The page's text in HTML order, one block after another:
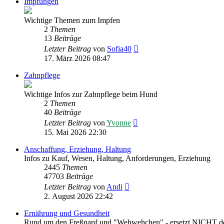
Wichtige Themen zum Impfen
2 Themen
13 Beiträge
Letzter Beitrag von Sofia40
17. März 2026 08:47
Zahnpflege
Wichtige Infos zur Zahnpflege beim Hund
2 Themen
40 Beiträge
Letzter Beitrag von Yvonne
15. Mai 2026 22:30
Anschaffung, Erziehung, Haltung
Infos zu Kauf, Wesen, Haltung, Anforderungen, Erziehung
2445 Themen
47703 Beiträge
Letzter Beitrag von Andi
2. August 2026 22:42
Ernährung und Gesundheit